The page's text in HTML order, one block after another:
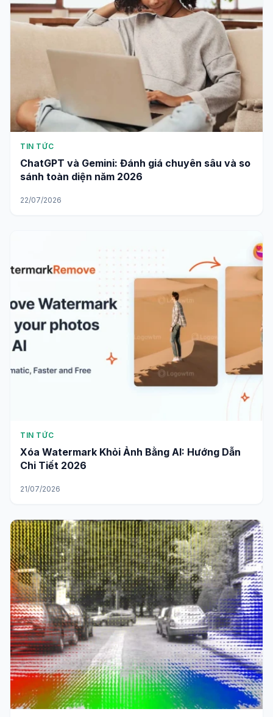
TIN TỨC
ChatGPT và Gemini: Đánh giá chuyên sâu và so
sánh toàn diện năm 2026
22/07/2026
TIN TỨC
Xóa Watermark Khỏi Ảnh Bằng AI: Hướng Dẫn
Chi Tiết 2026
21/07/2026